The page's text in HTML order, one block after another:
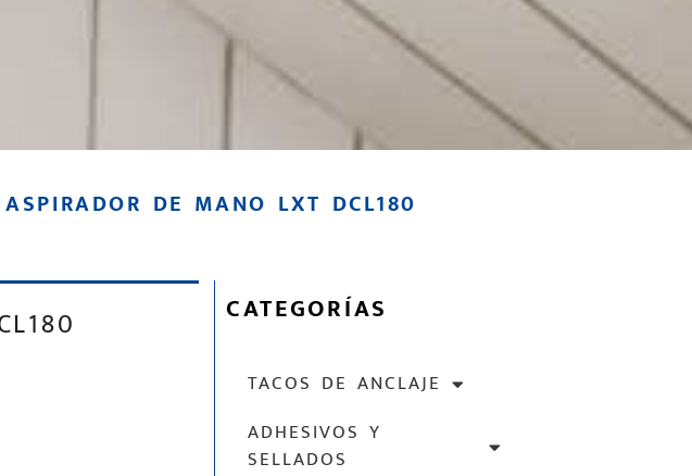
DE MANO LXT DCL180
CATEGORÍAS
TACOS DE ANCLAJE
ADHESIVOS Y
SELLADOS